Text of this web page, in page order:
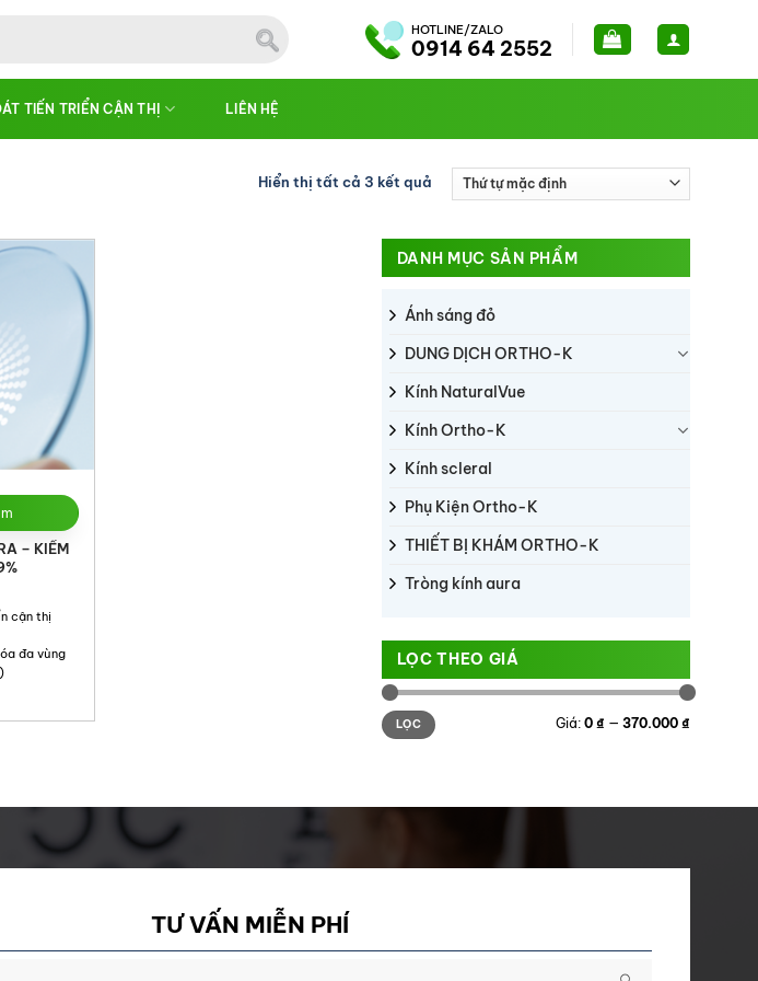
HOTLINE/ZALO
0914 64 2552
TIẾN TRIỂN CẬN THỊ LIÊN HỆ
Hiển thị tất cả 3 kết quả
– KIỂM
cận thị
đa vùng
DANH MỤC SẢN PHẨM
Ánh sáng đỏ
DUNG DỊCH ORTHO-K
Kính NaturalVue
Kính Ortho-K
Kính scleral
Phụ Kiện Ortho-K
THIẾT BỊ KHÁM ORTHO-K
Tròng kính aura
LỌC THEO GIÁ
Giá
thấp
nhất
Giá
cao
nhất
LỌC Giá: 0 ₫ — 370.000 ₫
TƯ VẤN MIỄN PHÍ